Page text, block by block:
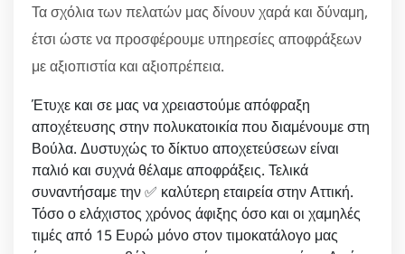
Τα σχόλια των πελατών μας δίνουν χαρά και δύναμη,
έτσι ώστε να προσφέρουμε υπηρεσίες αποφράξεων
με αξιοπιστία και αξιοπρέπεια.
Έτυχε και σε μας να χρειαστούμε απόφραξη
αποχέτευσης στην πολυκατοικία που διαμένουμε στη
Βούλα. Δυστυχώς το δίκτυο αποχετεύσεων είναι
παλιό και συχνά θέλαμε αποφράξεις. Τελικά
συναντήσαμε την ✅ καλύτερη εταιρεία στην Αττική.
Τόσο ο ελάχιστος χρόνος άφιξης όσο και οι χαμηλές
τιμές από 15 Ευρώ μόνο στον τιμοκατάλογο μας